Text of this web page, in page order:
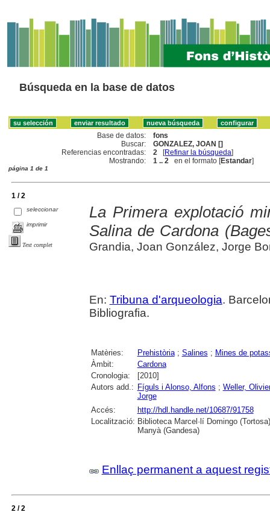
Búsqueda en la base de datos
Base de datos:
fons
Buscar:
GONZALEZ, JOAN []
Referencias encontradas:
2 [Refinar la búsqueda]
Mostrando:
1 .. 2 en el formato [Estandar]
página 1 de 1
1 / 2
seleccionar
imprimir
Text complet
La Primera explotació
Salina de Cardona
Grandia, Joan González, Jorge
En: Tribuna d'arqueologia.
Bibliografia.
Matèries: Prehistòria; Salines ; Mines de
Àmbit:
Cardona
Cronologia:
[2010]
Autors add.: Fíguls i Alonso, Alfons ; Weller,
Jorge
Accés:
http://hdl.handle.net/10687/91758
Localització: Biblioteca Marcel·lí Domingo
Manyà (Gandesa)
Enllaç permanent a aquest
2 / 2